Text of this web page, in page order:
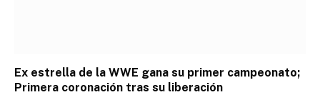
Ex estrella de la WWE gana su primer campeonato;
Primera coronación tras su liberación